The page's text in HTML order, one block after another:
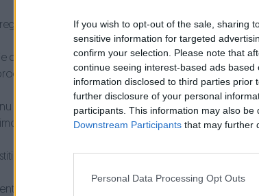
If you wish to opt-out of the sale, sharing
sensitive information for targeted
confirm your selection. Please note that
continue seeing interest-based ads
information disclosed to third parties
further disclosure of your personal
participants. This information may also
Downstream Participants that may further
Personal Data Processing Opt Outs
agencija za nekretnine/ posredovanje
da nam je zadovoljstvo i povjerenje klijenata na
i iznajmljivanju nekretnina.
adresu, obavljamo profesionalno fotografisanje
realizaciju ugovorenog posredovanja, uz
naše usluge nudimo:
vaše nekretnine